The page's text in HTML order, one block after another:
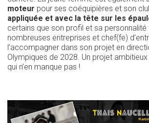
moteur pour ses coéquipières et son
appliquée et avec la tête sur les
certains que son profil et sa
nombreuses entreprises et chef(fe)
l’accompagner dans son projet en
Olympiques de 2028. Un projet
qui n’en manque pas !